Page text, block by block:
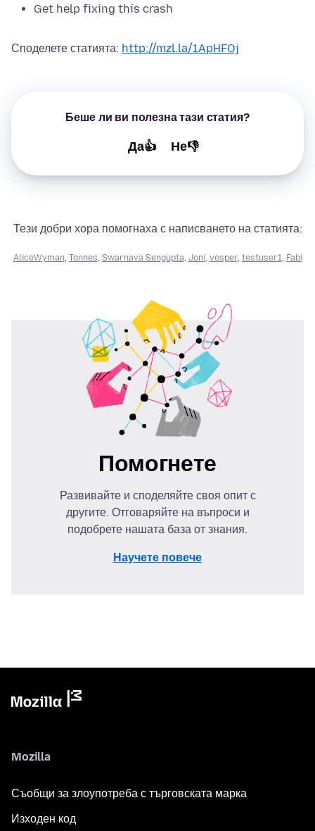
Get help fixing this crash
Споделете статията: http://mzl.la/1ApHFOj
Беше ли ви полезна тази статия?
Да👍 Не👎
Тези добри хора помогнаха с написването на статията:
AliceWyman, Tonnes, Swarnava Sengupta, Joni, vesper, testuser1, Fabi
Помогнете
Развивайте и споделяйте своя опит с
другите. Отговаряйте на въпроси и
подобрете нашата база от знания.
Научете повече
Mozilla
Съобщи за злоупотреба с търговската марка
Изходен код